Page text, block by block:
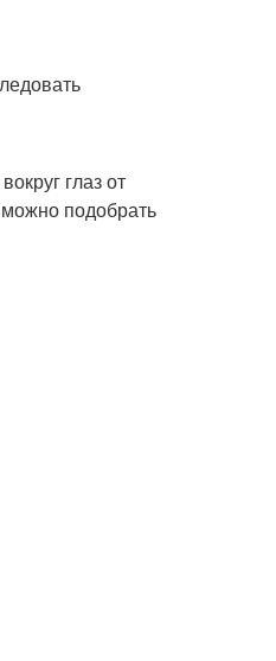
глаз от
можно подобрать